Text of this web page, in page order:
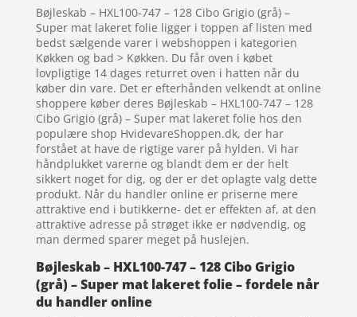
Bøjleskab – HXL100-747 – 128 Cibo Grigio (grå) –
Super mat lakeret folie ligger i toppen af listen med
bedst sælgende varer i webshoppen i kategorien
Køkken og bad > Køkken. Du får oven i købet
lovpligtige 14 dages returret oven i hatten når du
køber din vare. Det er efterhånden velkendt at online
shoppere køber deres Bøjleskab – HXL100-747 – 128
Cibo Grigio (grå) – Super mat lakeret folie hos den
populære shop HvidevareShoppen.dk, der har
forstået at have de rigtige varer på hylden. Vi har
håndplukket varerne og blandt dem er der helt
sikkert noget for dig, og der er det oplagte valg dette
produkt. Når du handler online er priserne mere
attraktive end i butikkerne- det er effekten af, at den
attraktive adresse på strøget ikke er nødvendig, og
man dermed sparer meget på huslejen.
Bøjleskab – HXL100-747 – 128 Cibo Grigio
(grå) – Super mat lakeret folie – fordele når
du handler online